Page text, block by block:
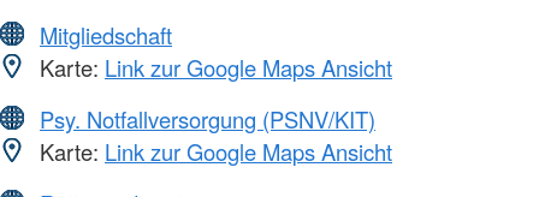
Mitgliedschaft
Karte: Link zur Google Maps Ansicht
Psy. Notfallversorgung (PSNV/KIT)
Karte: Link zur Google Maps Ansicht